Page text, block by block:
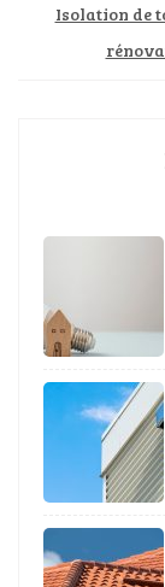
Isolation de